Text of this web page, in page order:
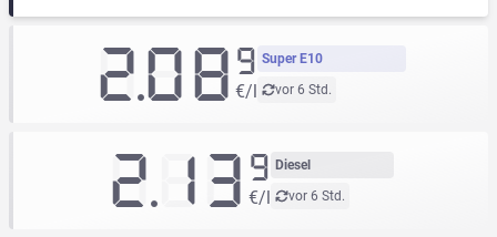
Super E10
vor 6 Std.
2.089
€/l
Diesel
vor 6 Std.
2.13 9
€/l